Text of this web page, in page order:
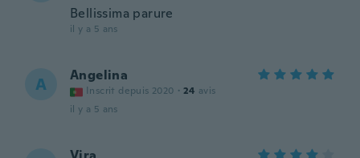
Bellissima parure
il y a 5 ans
A Angelina
Inscrit depuis 2020 · 24 avis
il y a 5 ans